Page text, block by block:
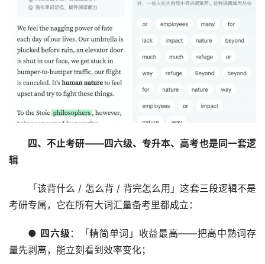
四、不止考研——四六级、专升本、高考也是同一套逻
辑
「该背什么 / 怎么背 / 背完怎么用」这套三段逻辑不是
考研专属，它在所有大词汇量备考里都成立：
● 四六级 ：「精简单词」收益最高——把高中熟词存
量先剥离，能立刻看到效率变化；